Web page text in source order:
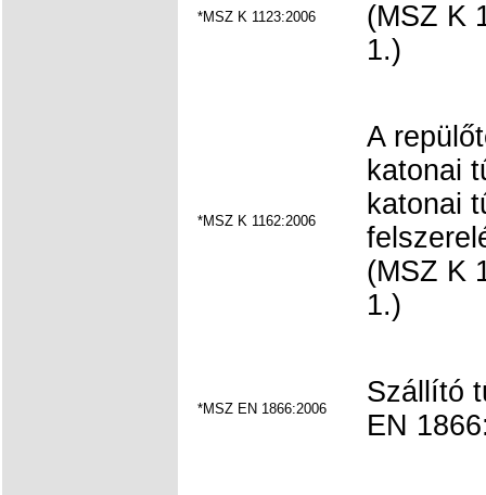
*MSZ K 1123:2006
(MSZ K
1.)
*MSZ K 1162:2006
A
katonai
katonai
(MSZ K
1.)
*MSZ EN 1866:2006
Szállító
EN